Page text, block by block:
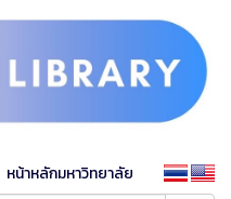
หน้าหลักมหาวิทยาลัย